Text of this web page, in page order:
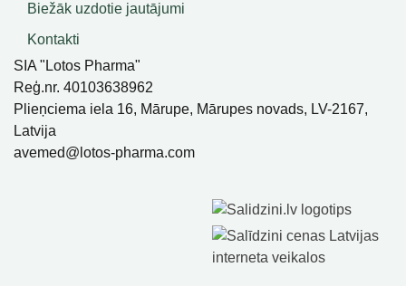
Biežāk uzdotie jautājumi
Kontakti
SIA "Lotos Pharma"
Reģ.nr. 40103638962
Plieņciema iela 16, Mārupe, Mārupes novads, LV-2167,
Latvija
avemed@lotos-pharma.com